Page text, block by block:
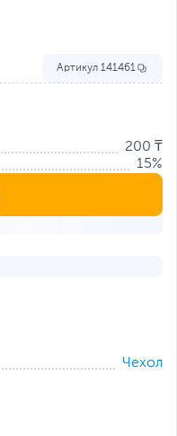
Чехол
Артикул 141461
200 ₸
15%